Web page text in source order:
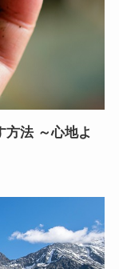
方法 ～心地よ